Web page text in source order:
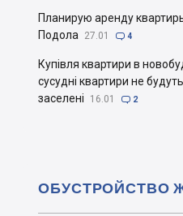
Планирую аренду
Подола
27.01  4
Купівля квартири в
сусудні квартири не будуть
заселені
16.01  2
ОБУСТРОЙСТВО